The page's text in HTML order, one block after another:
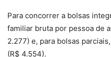
Para concorrer a bolsas
familiar bruta por pessoa de
2.277) e, para bolsas
(R$ 4.554).